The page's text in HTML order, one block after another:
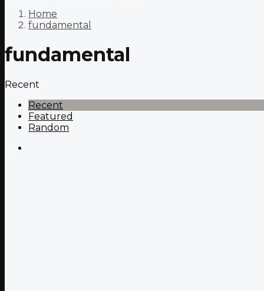
Home
fundamental
fundamental
Recent
Recent
Featured
Random